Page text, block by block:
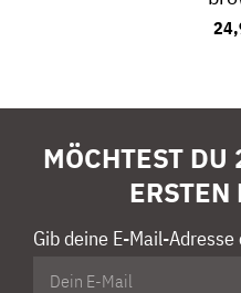
MÖCHTEST
Gib deine E-Mail-Adresse